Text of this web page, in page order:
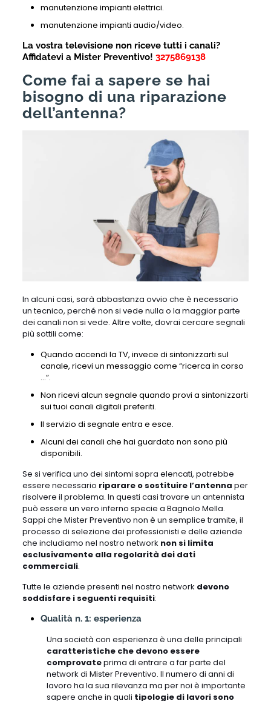
manutenzione impianti elettrici.
manutenzione impianti audio/video.
La vostra televisione non riceve tutti i canali?
Affidatevi a Mister Preventivo! 3275869138
Come fai a sapere se hai
bisogno di una riparazione
dell’antenna?
In alcuni casi, sarà abbastanza ovvio che è necessario
un tecnico, perché non si vede nulla o la maggior parte
dei canali non si vede. Altre volte, dovrai cercare segnali
più sottili come:
Quando accendi la TV, invece di sintonizzarti sul
canale, ricevi un messaggio come “ricerca in corso
…”.
Non ricevi alcun segnale quando provi a sintonizzarti
sui tuoi canali digitali preferiti.
Il servizio di segnale entra e esce.
Alcuni dei canali che hai guardato non sono più
disponibili.
Se si verifica uno dei sintomi sopra elencati, potrebbe
essere necessario riparare o sostituire l’antenna per
risolvere il problema. In questi casi trovare un antennista
può essere un vero inferno specie a Bagnolo Mella.
Sappi che Mister Preventivo non è un semplice tramite, il
processo di selezione dei professionisti e delle aziende
che includiamo nel nostro network non si limita
esclusivamente alla regolarità dei dati
commerciali.
Tutte le aziende presenti nel nostro network devono
soddisfare i seguenti requisiti:
Qualità n. 1: esperienza
Una società con esperienza è una delle principali
caratteristiche che devono essere
comprovateprima di entrare a far parte del
network di Mister Preventivo. Il numero di anni di
lavoro ha la sua rilevanza ma per noi è importante
sapere anche in quali tipologie di lavori sono